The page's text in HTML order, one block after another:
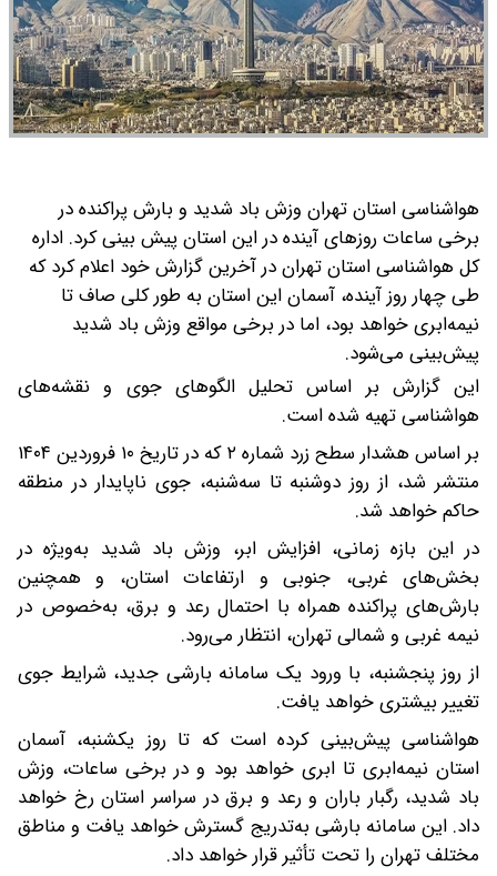
هواشناسی استان تهران وزش باد شدید و بارش پراکنده در
برخی ساعات روزهای آینده در این استان پیش بینی کرد. اداره
کل هواشناسی استان تهران در آخرین گزارش خود اعلام کرد که
طی چهار روز آینده، آسمان این استان به طور کلی صاف تا
نیمه‌ابری خواهد بود، اما در برخی مواقع وزش باد شدید
پیش‌بینی می‌شود.
این گزارش بر اساس تحلیل الگوهای جوی و نقشه‌های
هواشناسی تهیه شده است.
بر اساس هشدار سطح زرد شماره ۲ که در تاریخ ۱۰ فروردین ۱۴۰۴
منتشر شد، از روز دوشنبه تا سه‌شنبه، جوی ناپایدار در منطقه
حاکم خواهد شد.
در این بازه زمانی، افزایش ابر، وزش باد شدید به‌ویژه در
بخش‌های غربی، جنوبی و ارتفاعات استان، و همچنین
بارش‌های پراکنده همراه با احتمال رعد و برق، به‌خصوص در
نیمه غربی و شمالی تهران، انتظار می‌رود.
از روز پنجشنبه، با ورود یک سامانه بارشی جدید، شرایط جوی
تغییر بیشتری خواهد یافت.
هواشناسی پیش‌بینی کرده است که تا روز یکشنبه، آسمان
استان نیمه‌ابری تا ابری خواهد بود و در برخی ساعات، وزش
باد شدید، رگبار باران و رعد و برق در سراسر استان رخ خواهد
داد. این سامانه بارشی به‌تدریج گسترش خواهد یافت و مناطق
مختلف تهران را تحت تأثیر قرار خواهد داد.